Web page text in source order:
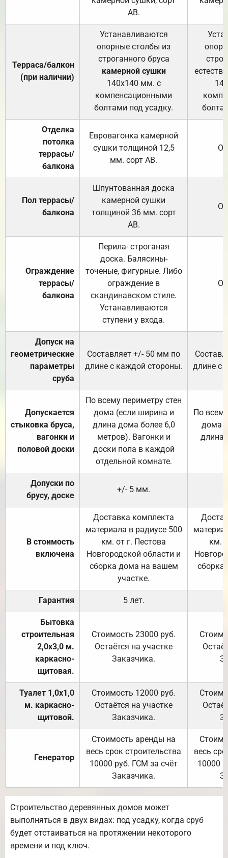
АВ.
Терраса/балкон
(при наличии)
Устанавливаются
опорные столбы из
строганного бруса
камерной сушки
140х140 мм. с
компенсационными
болтами под усадку.
Отделка
потолка
террасы/
балкона
Евровагонка камерной
сушки толщиной 12,5
мм. сорт АВ.
Пол террасы/
балкона
Шпунтованная доска
камерной сушки
толщиной 36 мм. сорт
АВ.
Ограждение
террасы/
балкона
Перила- строганая
доска. Балясины-
точеные, фигурные. Либо
ограждение в
скандинавском стиле.
Устанавливаются
ступени у входа.
Допуск на
геометрические
параметры
сруба
Составляет +/- 50 мм по
длине с каждой стороны.
длине с
Допускается
стыковка бруса,
вагонки и
половой доски
По всему периметру стен
дома (если ширина и
длина дома более 6,0
метров). Вагонки и
доски пола в каждой
отдельной комнате.
По
дома
длина
Допуски по
брусу, доске
+/- 5 мм.
В стоимость
включена
Доставка комплекта
материала в радиусе 500
км. от г. Пестова
Новгородской области и
сборка дома на вашем
участке.
км.
Гарантия 5 лет.
Бытовка
строительная
2,0х3,0 м.
каркасно-
щитовая.
Стоимость 23000 руб.
Остаётся на участке
Заказчика.
Туалет 1,0х1,0
м. каркасно-
щитовой.
Стоимость 12000 руб.
Остаётся на участке
Заказчика.
Генератор
Стоимость аренды на
весь срок строительства
10000 руб. ГСМ за счёт
Заказчика.
весь
10000
Строительство деревянных домов может
выполняться в двух видах: под усадку, когда сруб
будет отстаиваться на протяжении некоторого
времени и под ключ.